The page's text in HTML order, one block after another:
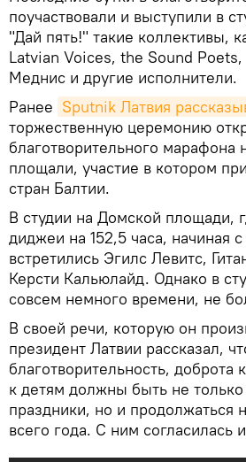
поучаствовали и выступили в
"Дай пять!" такие коллективы,
Latvian Voices, the Sound
Меднис и другие исполнители.
Ранее Sputnik Латвия
торжественную церемонию
благотворительного марафона
площали, участие в котором
стран Балтии.
В студии на Домской площади,
диджеи на 152,5 часа, начиная с
встретились Эгилс Левитс,
Керсти Кальюлайд. Однако в
совсем немного времени, не
В своей речи, которую он
президент Латвии рассказал,
благотворительность,
к детям должны быть не
праздники, но и продолжаться
всего года. С ним согласилась